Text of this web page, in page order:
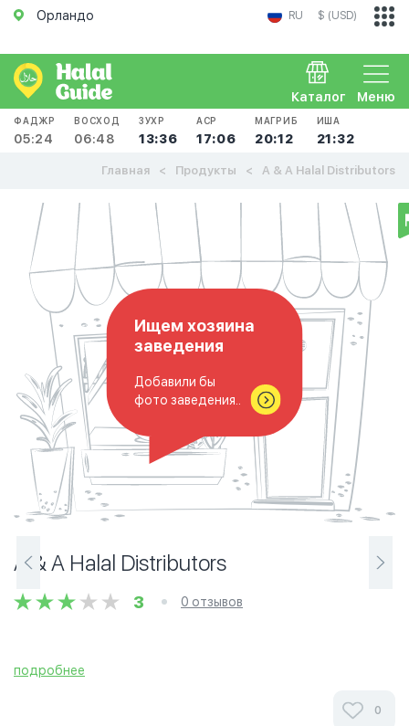
Орландо RU $ (USD)
Меню
Каталог
ФАДЖР
05:24
ВОСХОД
06:48
ЗУХР
13:36
АСР
17:06
МАГРИБ
20:12
ИША
21:32
Главная Продукты A & A Halal Distributors
Ищем хозяина
заведения
Добавили бы
фото заведения..
A & A Halal Distributors
3 0 отзывов
подробнее
0